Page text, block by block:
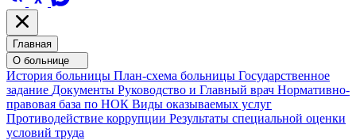
Главная
О больнице
История больницы План-схема больницы Государственное
задание Документы Руководство и Главный врач Нормативно-
правовая база по НОК Виды оказываемых услуг
Противодействие коррупции Результаты специальной оценки
условий труда